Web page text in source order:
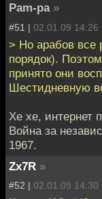
Pam-pa »
#51 | 02.01.09 14:26
> Но арабов все
порядок).
принято они
Шестидневную
Хе хе, интернет
Война за
1967.
Zx7R »
#52 | 02.01.09 14:30